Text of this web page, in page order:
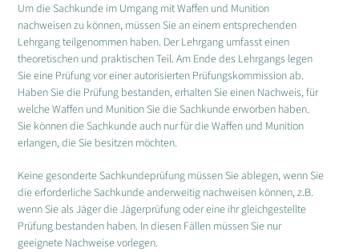
Um die Sachkunde im Umgang mit Waffen und Munition
nachweisen zu können, müssen Sie an einem entsprechenden
Lehrgang teilgenommen haben. Der Lehrgang umfasst einen
theoretischen und praktischen Teil. Am Ende des Lehrgangs legen
Sie eine Prüfung vor einer autorisierten Prüfungskommission ab.
Haben Sie die Prüfung bestanden, erhalten Sie einen Nachweis, für
welche Waffen und Munition Sie die Sachkunde erworben haben.
Sie können die Sachkunde auch nur für die Waffen und Munition
erlangen, die Sie besitzen möchten.
Keine gesonderte Sachkundeprüfung müssen Sie ablegen, wenn Sie
die erforderliche Sachkunde anderweitig nachweisen können, z.B.
wenn Sie als Jäger die Jägerprüfung oder eine ihr gleichgestellte
Prüfung bestanden haben. In diesen Fällen müssen Sie nur
geeignete Nachweise vorlegen.